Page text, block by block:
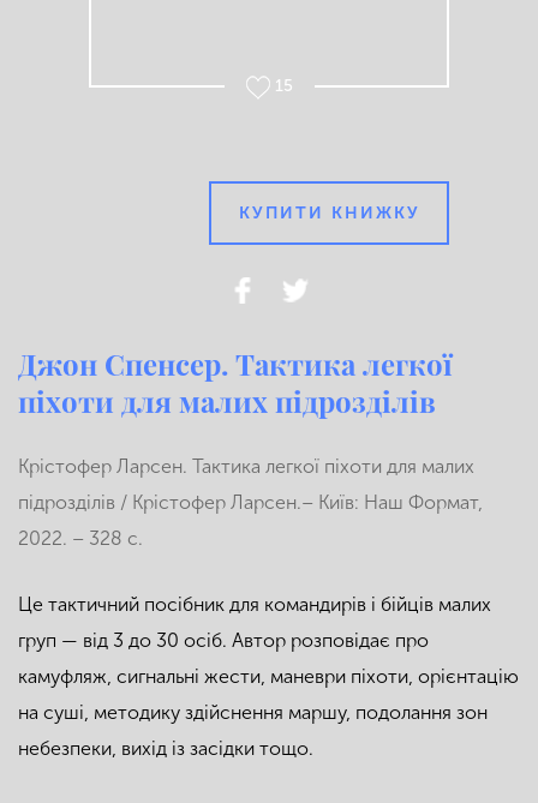
15
КУПИТИ КНИЖКУ
Джон Спенсер. Тактика легкої
піхоти для малих підрозділів
Крістофер Ларсен. Тактика легкої піхоти для малих
підрозділів / Крістофер Ларсен.– Київ: Наш Формат,
2022. – 328 с.
Це тактичний посібник для командирів і бійців малих
груп — від 3 до 30 осіб. Автор розповідає про
камуфляж, сигнальні жести, маневри піхоти, орієнтацію
на суші, методику здійснення маршу, подолання зон
небезпеки, вихід із засідки тощо.